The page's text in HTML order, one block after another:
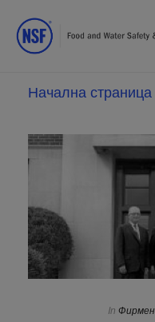
Начална страница
In